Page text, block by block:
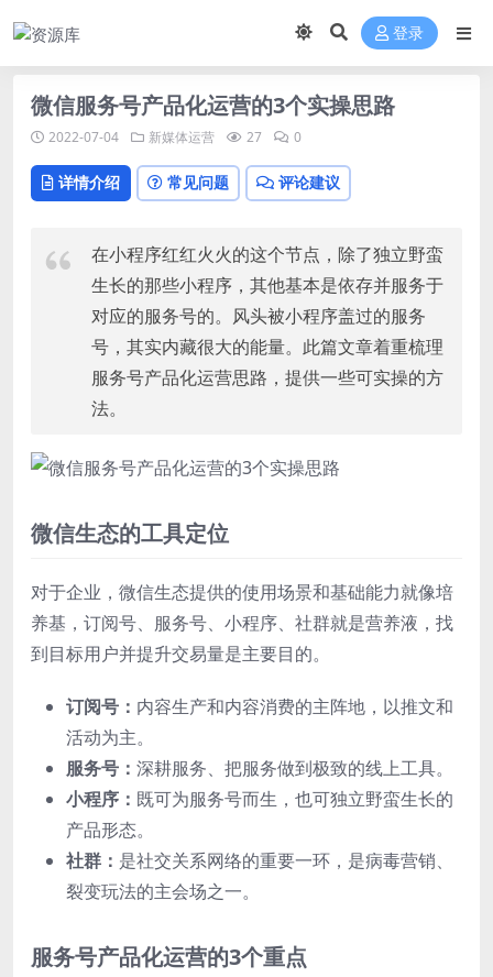
登录
微信服务号产品化运营的3个实操思路
2022-07-04 新媒体运营 27 0
详情介绍 常见问题 评论建议
在小程序红红火火的这个节点，除了独立野蛮
生长的那些小程序，其他基本是依存并服务于
对应的服务号的。风头被小程序盖过的服务
号，其实内藏很大的能量。此篇文章着重梳理
服务号产品化运营思路，提供一些可实操的方
法。
微信生态的工具定位
对于企业，微信生态提供的使用场景和基础能力就像培
养基，订阅号、服务号、小程序、社群就是营养液，找
到目标用户并提升交易量是主要目的。
订阅号： 内容生产和内容消费的主阵地，以推文和
活动为主。
服务号： 深耕服务、把服务做到极致的线上工具。
小程序： 既可为服务号而生，也可独立野蛮生长的
产品形态。
社群： 是社交关系网络的重要一环，是病毒营销、
裂变玩法的主会场之一。
服务号产品化运营的3个重点